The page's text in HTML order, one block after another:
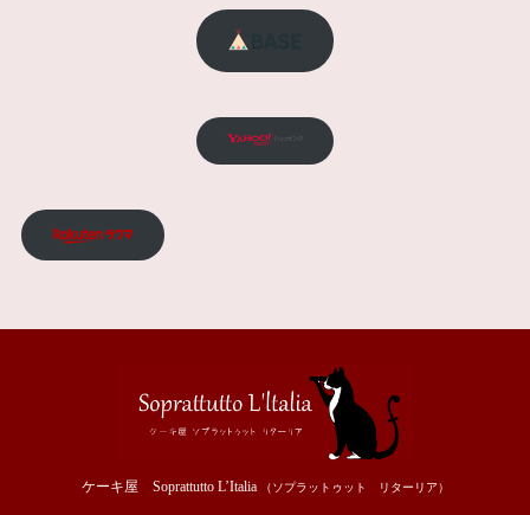
ケーキ屋 Soprattutto L’Italia （ソプラットゥット リターリア）